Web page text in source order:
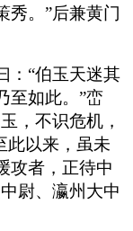
秀。”后兼黄门
：“伯玉天迷其
至如此。”峦
，不识危机，
此以来，虽未
攻者，正待中
尉、瀛州大中